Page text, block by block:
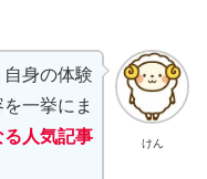
けん
身の体験
一挙にま
る人気記事